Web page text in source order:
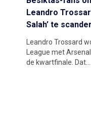
Leandro
Salah’ te
Leandro Trossard
League met
de kwartfinale. Dat...